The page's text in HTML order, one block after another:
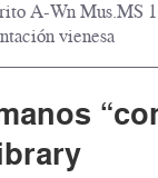
A-Wn Mus.MS
vienesa